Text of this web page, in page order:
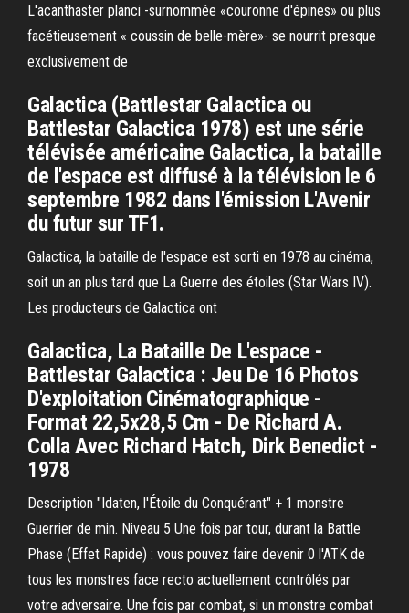
L'acanthaster planci -surnommée «couronne d'épines» ou plus
facétieusement « coussin de belle-mère»- se nourrit presque
exclusivement de
Galactica (Battlestar Galactica ou
Battlestar Galactica 1978) est une série
télévisée américaine Galactica, la bataille
de l'espace est diffusé à la télévision le 6
septembre 1982 dans l'émission L'Avenir
du futur sur TF1.
Galactica, la bataille de l'espace est sorti en 1978 au cinéma,
soit un an plus tard que La Guerre des étoiles (Star Wars IV).
Les producteurs de Galactica ont
Galactica, La Bataille De L'espace -
Battlestar Galactica : Jeu De 16 Photos
D'exploitation Cinématographique -
Format 22,5x28,5 Cm - De Richard A.
Colla Avec Richard Hatch, Dirk Benedict -
1978
Description "Idaten, l'Étoile du Conquérant" + 1 monstre
Guerrier de min. Niveau 5 Une fois par tour, durant la Battle
Phase (Effet Rapide) : vous pouvez faire devenir 0 l'ATK de
tous les monstres face recto actuellement contrôlés par
votre adversaire. Une fois par combat, si un monstre combat